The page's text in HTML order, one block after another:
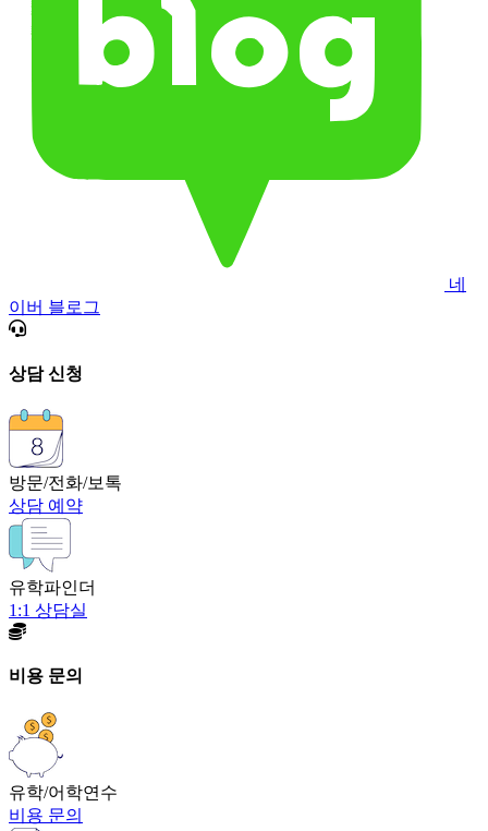
네
이버 블로그
상담 신청
방문/전화/보톡
상담 예약
유학파인더
1:1 상담실
비용 문의
유학/어학연수
비용 문의